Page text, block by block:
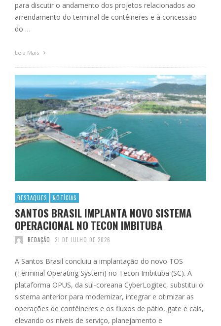
para discutir o andamento dos projetos relacionados ao
arrendamento do terminal de contêineres e à concessão
do …
Leia Mais
DESTAQUES NOTÍCIAS
SANTOS BRASIL IMPLANTA NOVO SISTEMA
OPERACIONAL NO TECON IMBITUBA
REDAÇÃO 21 DE JULHO DE 2026
A Santos Brasil concluiu a implantação do novo TOS
(Terminal Operating System) no Tecon Imbituba (SC). A
plataforma OPUS, da sul-coreana CyberLogitec, substitui o
sistema anterior para modernizar, integrar e otimizar as
operações de contêineres e os fluxos de pátio, gate e cais,
elevando os níveis de serviço, planejamento e